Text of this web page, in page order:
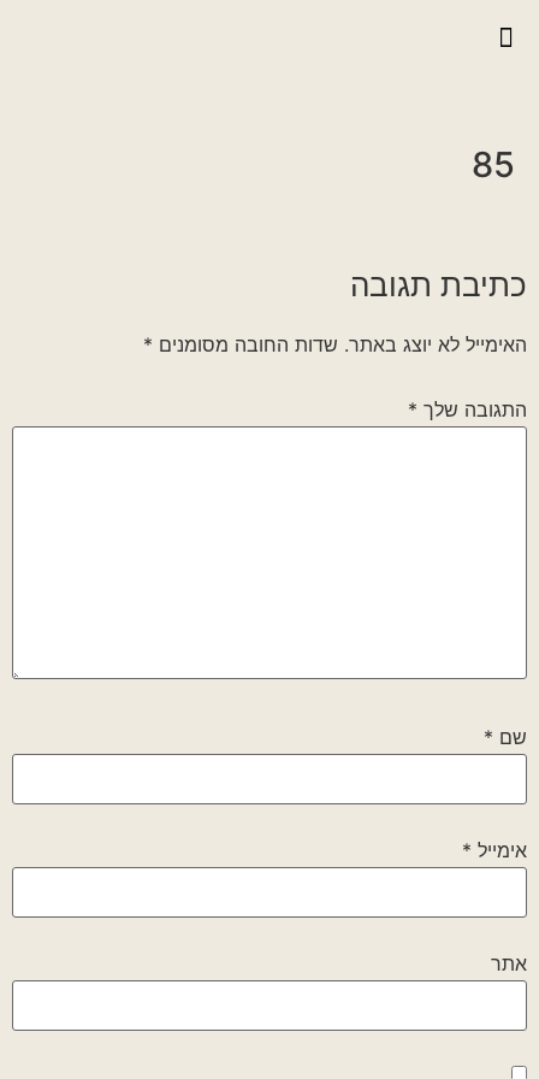
85
כתיבת תגובה
האימייל לא יוצג באתר. שדות החובה מסומנים *
התגובה שלך *
שם *
אימייל *
אתר